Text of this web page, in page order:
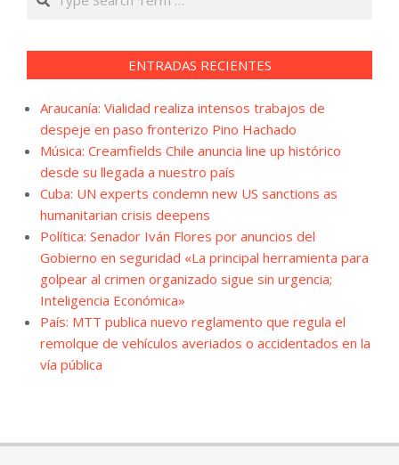
ENTRADAS RECIENTES
Araucanía: Vialidad realiza intensos trabajos de
despeje en paso fronterizo Pino Hachado
Música: Creamfields Chile anuncia line up histórico
desde su llegada a nuestro país
Cuba: UN experts condemn new US sanctions as
humanitarian crisis deepens
Política: Senador Iván Flores por anuncios del
Gobierno en seguridad «La principal herramienta para
golpear al crimen organizado sigue sin urgencia;
Inteligencia Económica»
País: MTT publica nuevo reglamento que regula el
remolque de vehículos averiados o accidentados en la
vía pública